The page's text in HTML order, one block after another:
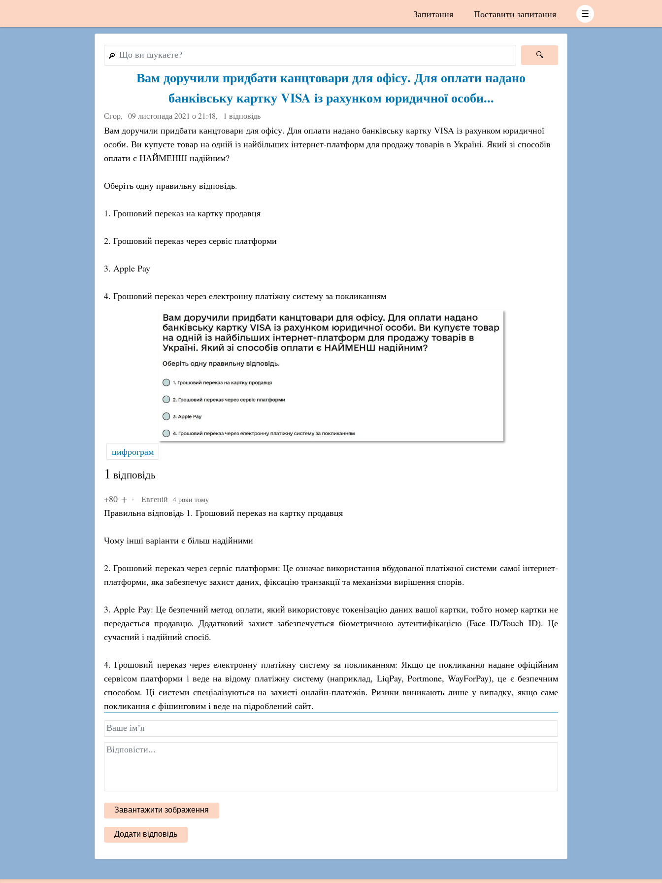
Запитання Поставити запитання ☰
🔎
Вам доручили придбати канцтовари для офісу. Для оплати надано
банківську картку VISA із рахунком юридичної особи...
Єгор, 09 листопада 2021 о 21:48, 1 відповідь
Вам доручили придбати канцтовари для офісу. Для оплати надано банківську картку VISA із рахунком юридичної
особи. Ви купуєте товар на одній із найбільших інтернет-платформ для продажу товарів в Україні. Який зі способів
оплати є НАЙМЕНШ надійним?
Оберіть одну правильну відповідь.
1. Грошовий переказ на картку продавця
2. Грошовий переказ через сервіс платформи
3. Apple Pay
4. Грошовий переказ через електронну платіжну систему за покликанням
цифрограм
1 відповідь
+80 Евгеній 4 роки тому
Правильна відповідь 1. Грошовий переказ на картку продавця
Чому інші варіанти є більш надійними
2. Грошовий переказ через сервіс платформи: Це означає використання вбудованої платіжної системи самої інтернет-
платформи, яка забезпечує захист даних, фіксацію транзакції та механізми вирішення спорів.
3. Apple Pay: Це безпечний метод оплати, який використовує токенізацію даних вашої картки, тобто номер картки не
передається продавцю. Додатковий захист забезпечується біометричною аутентифікацією (Face ID/Touch ID). Це
сучасний і надійний спосіб.
4. Грошовий переказ через електронну платіжну систему за покликанням: Якщо це покликання надане офіційним
сервісом платформи і веде на відому платіжну систему (наприклад, LiqPay, Portmone, WayForPay), це є безпечним
способом. Ці системи спеціалізуються на захисті онлайн-платежів. Ризики виникають лише у випадку, якщо саме
покликання є фішинговим і веде на підроблений сайт.